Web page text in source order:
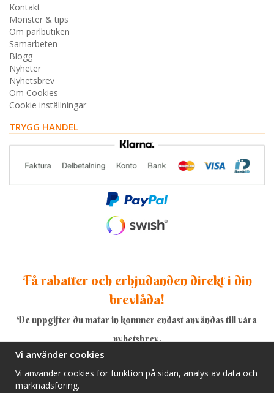
Kontakt
Mönster & tips
Om pärlbutiken
Samarbeten
Blogg
Nyheter
Nyhetsbrev
Om Cookies
Cookie inställningar
TRYGG HANDEL
Få rabatter och erbjudanden direkt i din
brevlåda!
De uppgifter du matar in kommer endast användas till våra
nyhetsbrev.
Vi använder cookies
Vi använder cookies för funktion på sidan, analys av data och
marknadsföring.